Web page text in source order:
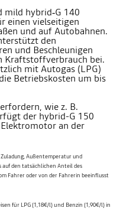
hybrid‑G 140
einen vielseitigen
und auf Autobahnen.
den
und Beschleunigen
Kraftstoffverbrauch bei.
mit Autogas (LPG)
Betriebskosten um bis
wie z. B.
der hybrid-G 150
an der
Außentemperatur und
den tatsächlichen Anteil des
Fahrer oder von der Fahrerin beeinflusst
für LPG (1,18€/l) und Benzin (1,90€/l) in